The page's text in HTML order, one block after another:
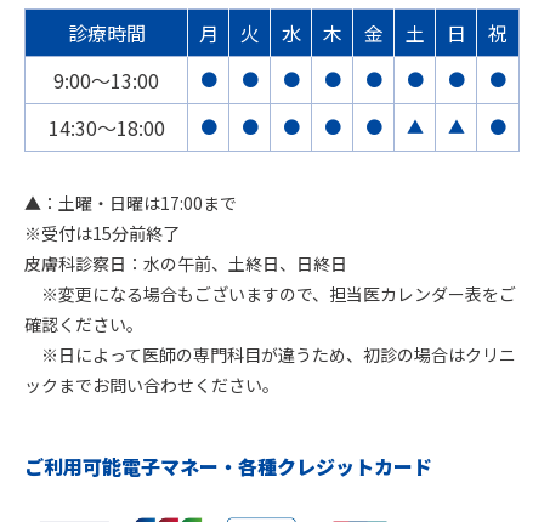
診療時間 月 火 水 木 金 土 日
祝
9:00〜13:00
● ● ● ● ● ● ● ●
14:30〜18:00 ● ● ● ● ● ▲ ▲ ●
▲：土曜・日曜は17:00まで
※受付は15分前終了
皮膚科診察日：水の午前、土終日、日終日
※変更になる場合もございますので、担当医カレンダー表をご
確認ください。
※日によって医師の専門科目が違うため、初診の場合はクリニ
ックまでお問い合わせください。
ご利用可能電子マネー・各種クレジットカード